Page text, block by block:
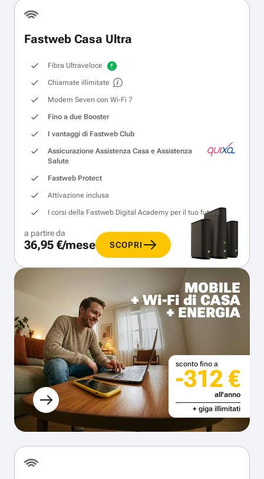
Fastweb Casa Ultra
Fibra Ultraveloce
Chiamate illimitate
Modem Seven con Wi‑Fi 7
Fino a due Booster
I vantaggi di Fastweb Club
Assicurazione Assistenza Casa e Assistenza
Salute
Fastweb Protect
Attivazione inclusa
I corsi della Fastweb Digital Academy per il tuo futuro
a partire da
36,95 €/mese SCOPRI
MOBILE
+ Wi-Fi di CASA
+ ENERGIA
sconto fino a
-312 €
all'anno
+ giga illimitati